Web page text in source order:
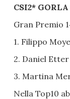
CSI2*
Gran Premio
1. Filippo
2. Daniel
3. Martina
Nella Top10